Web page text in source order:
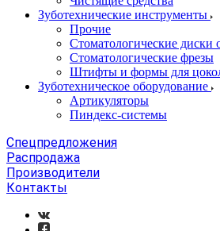
Зуботехнические инструменты
Прочие
Стоматологические диски
Стоматологические фрезы
Штифты и формы для
Зуботехническое оборудование
Артикуляторы
Пиндекс-системы
Спецпредложения
Распродажа
Производители
Контакты